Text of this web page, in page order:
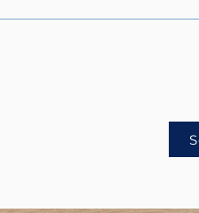
- Potência 30 watts -